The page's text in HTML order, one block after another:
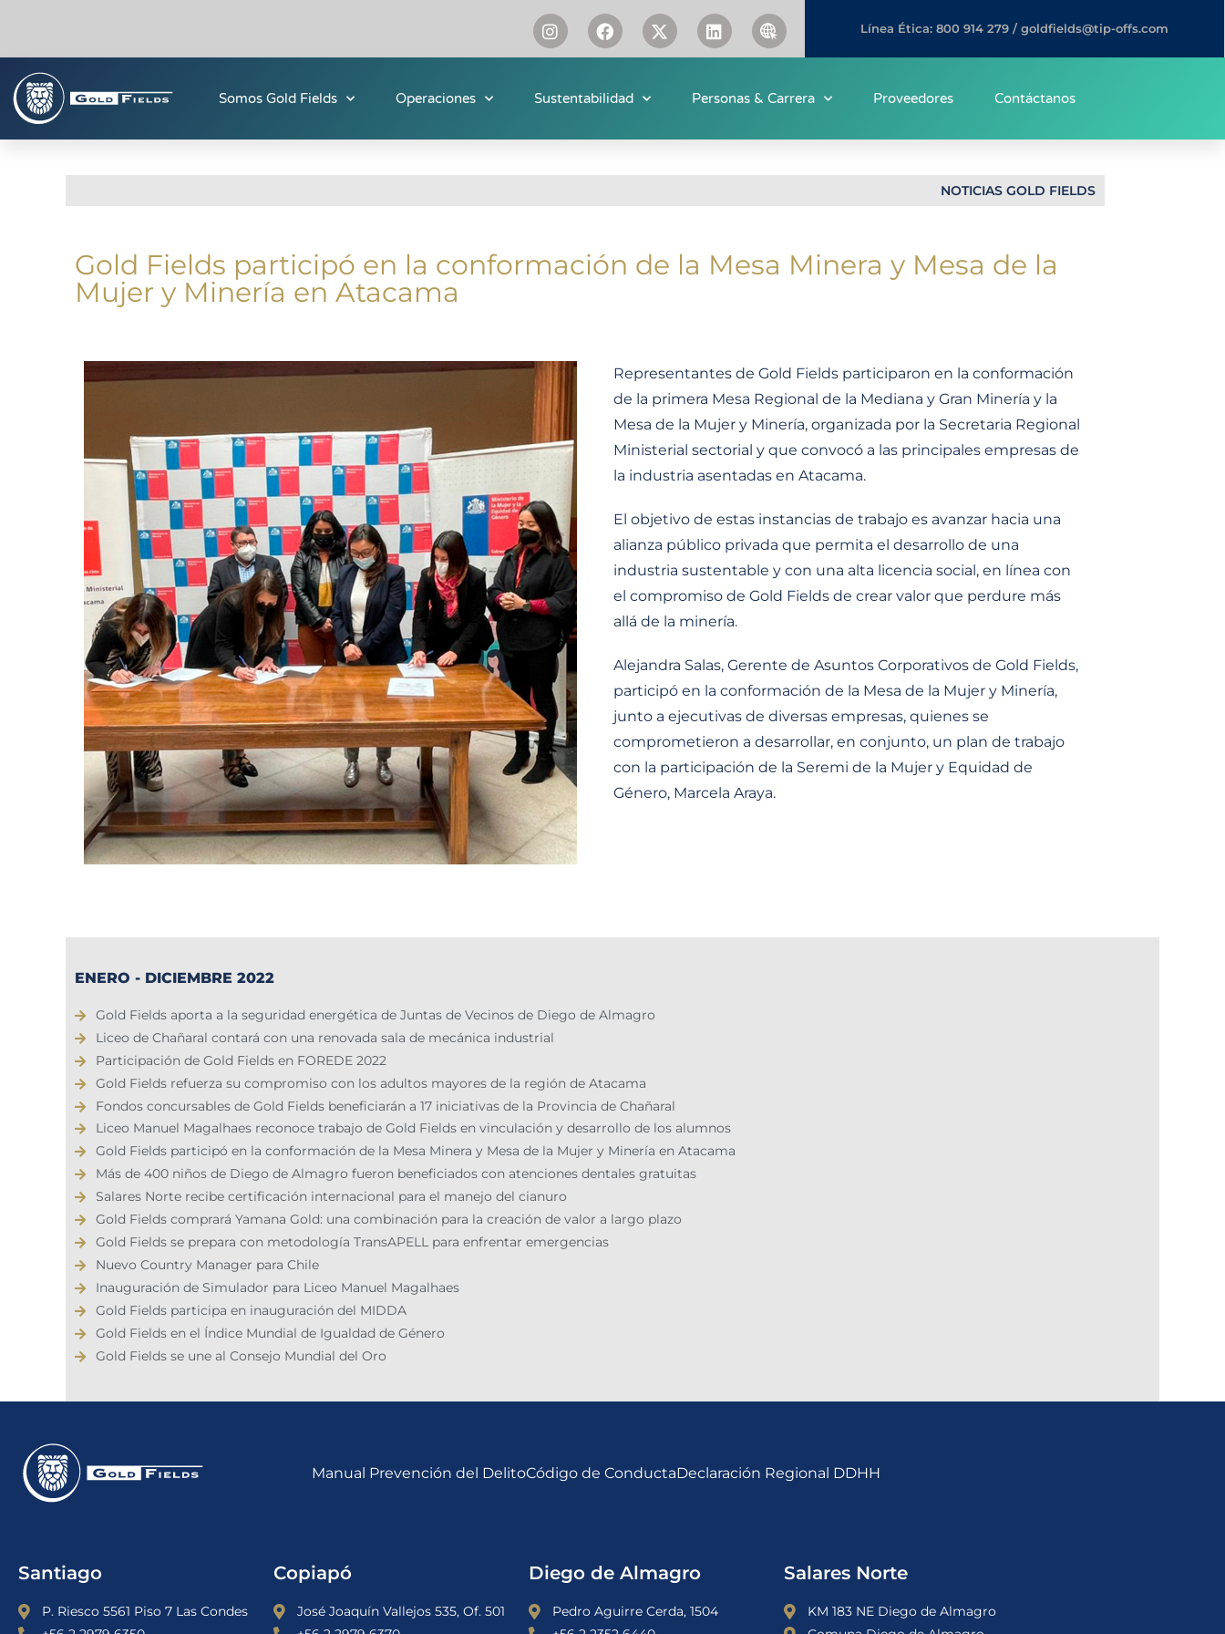
Línea Ética: 800 914 279 / goldfields@tip-offs.com
Somos Gold Fields Operaciones Sustentabilidad Personas & Carrera Proveedores Contáctanos
NOTICIAS GOLD FIELDS
Gold Fields participó en la conformación de la Mesa Minera y Mesa de la
Mujer y Minería en Atacama
Representantes de Gold Fields participaron en la conformación
de la primera Mesa Regional de la Mediana y Gran Minería y la
Mesa de la Mujer y Minería, organizada por la Secretaria Regional
Ministerial sectorial y que convocó a las principales empresas de
la industria asentadas en Atacama.
El objetivo de estas instancias de trabajo es avanzar hacia una
alianza público privada que permita el desarrollo de una
industria sustentable y con una alta licencia social, en línea con
el compromiso de Gold Fields de crear valor que perdure más
allá de la minería.
Alejandra Salas, Gerente de Asuntos Corporativos de Gold Fields,
participó en la conformación de la Mesa de la Mujer y Minería,
junto a ejecutivas de diversas empresas, quienes se
comprometieron a desarrollar, en conjunto, un plan de trabajo
con la participación de la Seremi de la Mujer y Equidad de
Género, Marcela Araya.
ENERO - DICIEMBRE 2022
Gold Fields aporta a la seguridad energética de Juntas de Vecinos de Diego de Almagro
Liceo de Chañaral contará con una renovada sala de mecánica industrial
Participación de Gold Fields en FOREDE 2022​
Gold Fields refuerza su compromiso con los adultos mayores de la región de Atacama
Fondos concursables de Gold Fields beneficiarán a 17 iniciativas de la Provincia de Chañaral
Liceo Manuel Magalhaes reconoce trabajo de Gold Fields en vinculación y desarrollo de los alumnos
Gold Fields participó en la conformación de la Mesa Minera y Mesa de la Mujer y Minería en Atacama
Más de 400 niños de Diego de Almagro fueron beneficiados con atenciones dentales gratuitas
Salares Norte recibe certificación internacional para el manejo del cianuro
Gold Fields comprará Yamana Gold: una combinación para la creación de valor a largo plazo
Gold Fields se prepara con metodología TransAPELL para enfrentar emergencias
Nuevo Country Manager para Chile
Inauguración de Simulador para Liceo Manuel Magalhaes
Gold Fields participa en inauguración del MIDDA
Gold Fields en el Índice Mundial de Igualdad de Género
Gold Fields se une al Consejo Mundial del Oro
Manual Prevención del DelitoCódigo de ConductaDeclaración Regional DDHH
Santiago
P. Riesco 5561 Piso 7 Las Condes
Copiapó
José Joaquín Vallejos 535, Of. 501
Diego de Almagro
Pedro Aguirre Cerda, 1504
Salares Norte
KM 183 NE Diego de Almagro